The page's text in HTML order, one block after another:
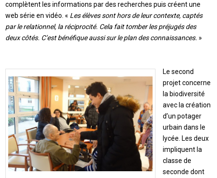
complètent les informations par des recherches puis créent une
web série en vidéo. « Les élèves sont hors de leur contexte, captés
par le relationnel, la réciprocité. Cela fait tomber les préjugés des
deux côtés. C’est bénéfique aussi sur le plan des connaissances. »
Le second
projet concerne
la biodiversité
avec la création
d’un potager
urbain dans le
lycée. Les deux
impliquent la
classe de
seconde dont